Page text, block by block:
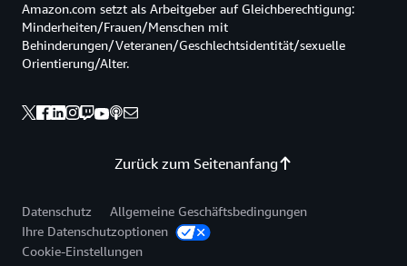
Zurück zum Seitenanfang
Amazon.com setzt als Arbeitgeber auf Gleichberechtigung:
Minderheiten/Frauen/Menschen mit
Behinderungen/Veteranen/Geschlechtsidentität/sexuelle
Orientierung/Alter.
Datenschutz
Allgemeine Geschäftsbedingungen
Ihre Datenschutzoptionen
Cookie-Einstellungen